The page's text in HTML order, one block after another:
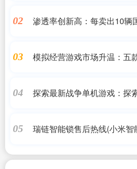
02
渗透率创新高：每卖出10辆
03
模拟经营游戏市场升温：五
04
探索最新战争单机游戏：探
05
瑞链智能锁售后热线(小米智